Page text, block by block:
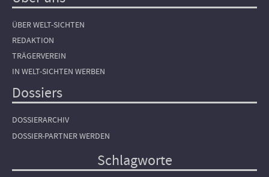
ÜBER WELT-SICHTEN
REDAKTION
TRÄGERVEREIN
IN WELT-SICHTEN WERBEN
Dossiers
DOSSIERARCHIV
DOSSIER-PARTNER WERDEN
Schlagworte